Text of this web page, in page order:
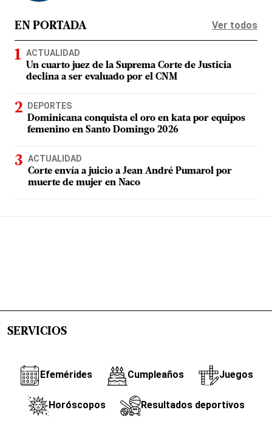
EN PORTADA Ver todos
ACTUALIDAD
Un cuarto juez de la Suprema Corte de Justicia
declina a ser evaluado por el CNM
DEPORTES
Dominicana conquista el oro en kata por equipos
femenino en Santo Domingo 2026
ACTUALIDAD
Corte envía a juicio a Jean André Pumarol por
muerte de mujer en Naco
SERVICIOS
Efemérides Cumpleaños Juegos
Horóscopos Resultados deportivos